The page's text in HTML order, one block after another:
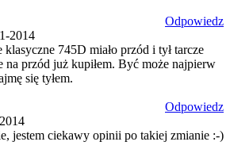
Odpowiedz
2014
745D miało przód i tył tarcze
na przód już kupiłem. Być może najpierw
się tyłem.
Odpowiedz
jestem ciekawy opinii po takiej zmianie :-)